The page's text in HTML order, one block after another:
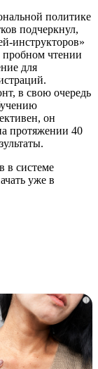
политике
подчеркнул,
инструкторов»
пробном чтении
для
в свою очередь
он
протяжении 40
в системе
уже в
i